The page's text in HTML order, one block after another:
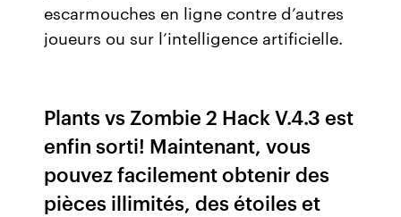
escarmouches en ligne contre d’autres
joueurs ou sur l’intelligence artificielle.
Plants vs Zombie 2 Hack V.4.3 est
enfin sorti! Maintenant, vous
pouvez facilement obtenir des
pièces illimités, des étoiles et